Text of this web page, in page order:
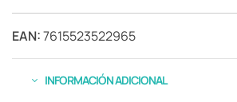
EAN:7615523522965
INFORMACIÓN ADICIONAL